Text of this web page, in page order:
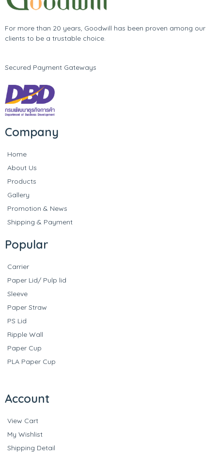
For more than 20 years, Goodwill has been proven among our
clients to be a trustable choice.
Secured Payment Gateways
Company
Home
About Us
Products
Gallery
Promotion & News
Shipping & Payment
Popular
Carrier
Paper Lid/ Pulp lid
Sleeve
Paper Straw
PS Lid
Ripple Wall
Paper Cup
PLA Paper Cup
Account
View Cart
My Wishlist
Shipping Detail